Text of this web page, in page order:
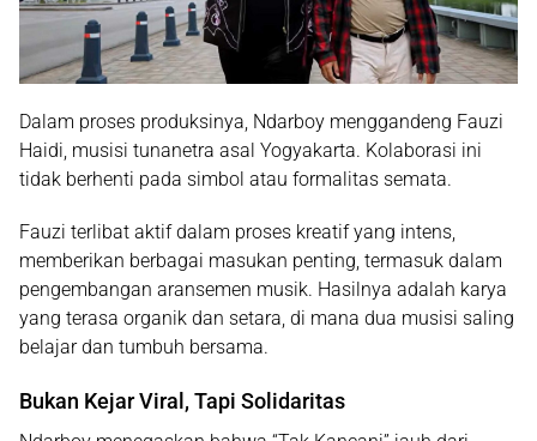
Dalam proses produksinya, Ndarboy menggandeng Fauzi
Haidi , musisi tunanetra asal Yogyakarta. Kolaborasi ini
tidak berhenti pada simbol atau formalitas semata.
Fauzi terlibat aktif dalam proses kreatif yang intens,
memberikan berbagai masukan penting, termasuk dalam
pengembangan aransemen musik. Hasilnya adalah karya
yang terasa organik dan setara , di mana dua musisi saling
belajar dan tumbuh bersama.
Bukan Kejar Viral, Tapi Solidaritas